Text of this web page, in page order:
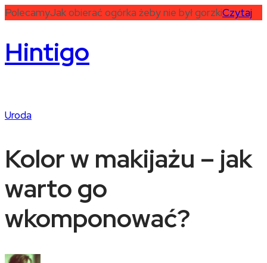
PolecamyJak obierać ogórka żeby nie był gorzkiCzytaj
Hintigo
Uroda
Kolor w makijażu – jak
warto go
wkomponować?